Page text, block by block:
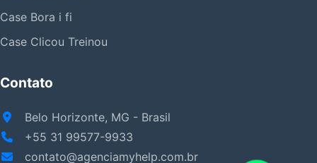
Case Bora i fi
Case Clicou Treinou
Contato
Belo Horizonte, MG - Brasil
+55 31 99577-9933
contato@agenciamyhelp.com.br